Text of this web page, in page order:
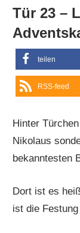
Tür 23 –
teilen
RSS-feed
Hinter
Nikolaus
bekanntesten
Dort ist es
ist die